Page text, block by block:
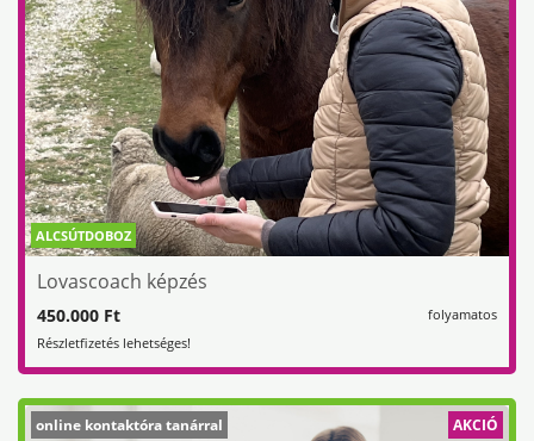
ALCSÚTDOBOZ
Lovascoach képzés
folyamatos
450.000 Ft
Részletfizetés lehetséges!
online kontaktóra tanárral AKCIÓ